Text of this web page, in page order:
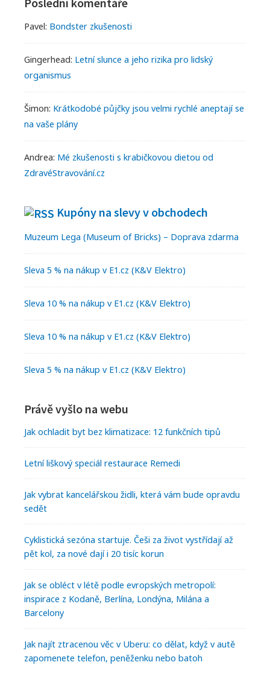
Widgets
Pavel: Bondster zkušenosti
Gingerhead: Letní slunce a jeho rizika pro lidský
organismus
Šimon: Krátkodobé půjčky jsou velmi rychlé aneptají se
na vaše plány
Andrea: Mé zkušenosti s krabičkovou dietou od
ZdravéStravování.cz
Kupóny na slevy v obchodech
Muzeum Lega (Museum of Bricks) – Doprava zdarma
Sleva 5 % na nákup v E1.cz (K&V Elektro)
Sleva 10 % na nákup v E1.cz (K&V Elektro)
Sleva 10 % na nákup v E1.cz (K&V Elektro)
Sleva 5 % na nákup v E1.cz (K&V Elektro)
Právě vyšlo na webu
Jak ochladit byt bez klimatizace: 12 funkčních tipů
Letní liškový speciál restaurace Remedi
Jak vybrat kancelářskou židli, která vám bude opravdu
sedět
Cyklistická sezóna startuje. Češi za život vystřídají až
pět kol, za nové dají i 20 tisíc korun
Jak se obléct v létě podle evropských metropolí:
inspirace z Kodaně, Berlína, Londýna, Milána a
Barcelony
Jak najít ztracenou věc v Uberu: co dělat, když v autě
zapomenete telefon, peněženku nebo batoh